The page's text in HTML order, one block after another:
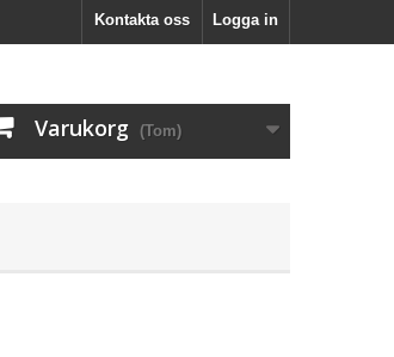
Logga in
Kontakta oss
Varukorg (Tom)